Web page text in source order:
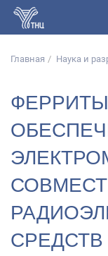
Главная Наука и
СРЕДСТВ